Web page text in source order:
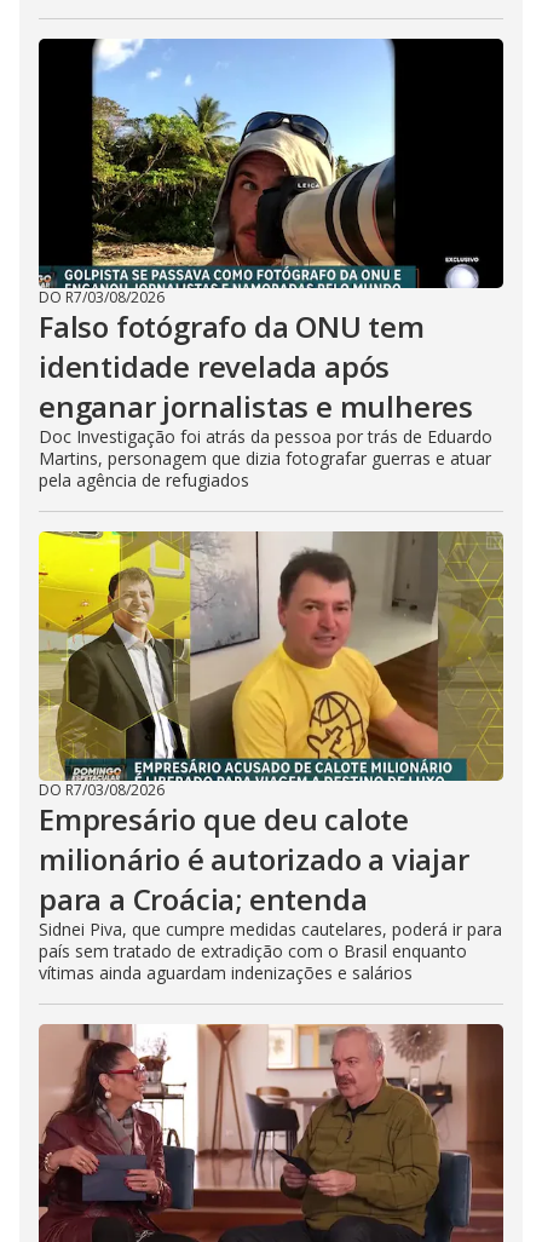
DO R7/03/08/2026
Falso fotógrafo da ONU tem
identidade revelada após
enganar jornalistas e mulheres
Doc Investigação foi atrás da pessoa por trás de Eduardo
Martins, personagem que dizia fotografar guerras e atuar
pela agência de refugiados
DO R7/03/08/2026
Empresário que deu calote
milionário é autorizado a viajar
para a Croácia; entenda
Sidnei Piva, que cumpre medidas cautelares, poderá ir para
país sem tratado de extradição com o Brasil enquanto
vítimas ainda aguardam indenizações e salários